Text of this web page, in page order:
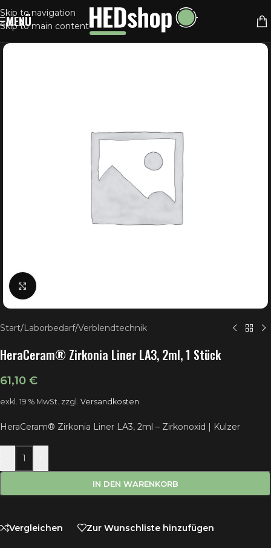
Skip to navigation
Skip to main content
MENÜ
Klick zum Vergrößern
Start/Laborbedarf/Verblendtechnik
HeraCeram® Zirkonia Liner LA3, 2ml, 1 Stück
61,10 €
exkl. 19 % MwSt. zzgl. Versandkosten
HeraCeram® Zirkonia Liner LA3, 2ml – Zirkonoxid | Kulzer
IN DEN WARENKORB
Vergleichen Zur Wunschliste hinzufügen